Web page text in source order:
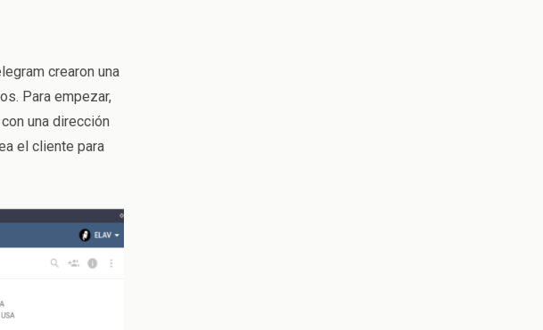
crearon una
Para empezar,
una dirección
el cliente para